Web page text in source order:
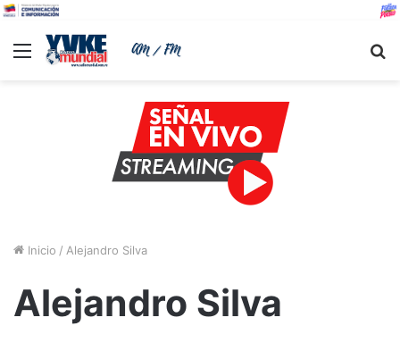
Menu
Inicio / Alejandro Silva
Alejandro Silva